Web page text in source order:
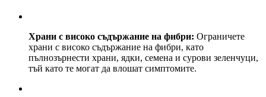
Храни с високо съдържание на фибри: Ограничете
храни с високо съдържание на фибри, като
пълнозърнести храни, ядки, семена и сурови зеленчуци,
тъй като те могат да влошат симптомите.